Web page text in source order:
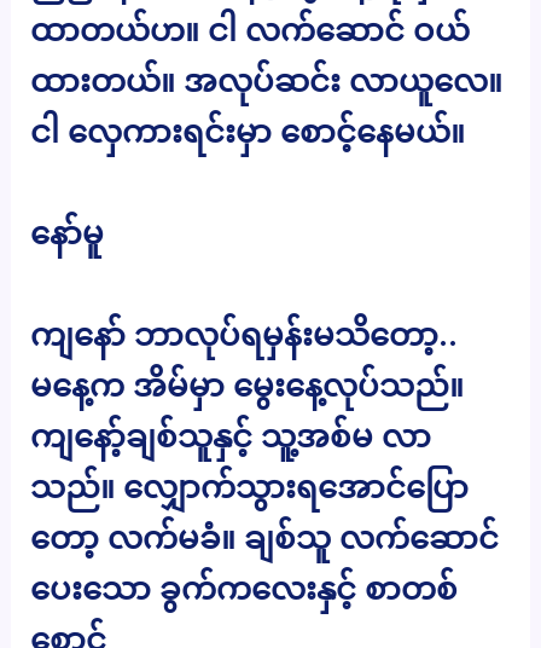
ထာတယ်ဟ။ ငါ လက်ဆောင် ဝယ်
ထားတယ်။ အလုပ်ဆင်း လာယူလေ။
ငါ လှေကားရင်းမှာ စောင့်နေမယ်။
နော်မူ
ကျနော် ဘာလုပ်ရမှန်းမသိတော့..
မနေ့က အိမ်မှာ မွေးနေ့လုပ်သည်။
ကျနော့်ချစ်သူနှင့် သူ့အစ်မ လာ
သည်။ လျှောက်သွားရအောင်ပြော
တော့ လက်မခံ။ ချစ်သူ လက်ဆောင်
ပေးသော ခွက်ကလေးနှင့် စာတစ်
စောင်